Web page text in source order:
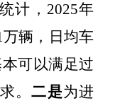
计， 2025年
万辆，日均车
可以满足过
。二是为进